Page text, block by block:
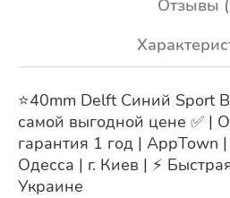
Отзывы
⭐️40mm Delft Синий Sport
самой выгодной цене ✅ |
гарантия 1 год | AppTown |
Одесса | г. Киев | ⚡
Украине